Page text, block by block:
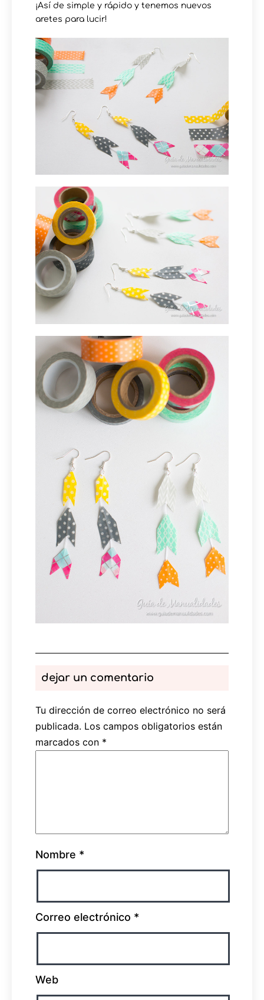
¡Así de simple y rápido y tenemos nuevos
aretes para lucir!
dejar un comentario
Tu dirección de correo electrónico no será
publicada. Los campos obligatorios están
marcados con *
Nombre *
Correo electrónico *
Web